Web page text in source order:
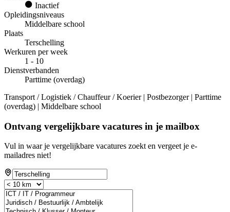
Inactief
Opleidingsniveaus
Middelbare school
Plaats
Terschelling
Werkuren per week
1 - 10
Dienstverbanden
Parttime (overdag)
Transport / Logistiek / Chauffeur / Koerier | Postbezorger | Parttime
(overdag) | Middelbare school
Ontvang vergelijkbare vacatures in je mailbox
Vul in waar je vergelijkbare vacatures zoekt en vergeet je e-
mailadres niet!